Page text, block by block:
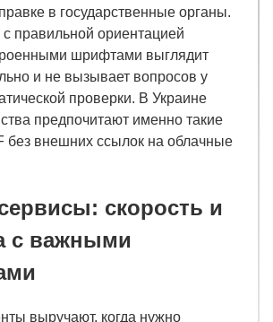
в государственные органы.
правильной ориентацией
шрифтами выглядит
и не вызывает вопросов у
проверки. В Украине
предпочитают именно такие
без внешних ссылок на облачные
скорость и
с важными
выручают, когда нужно